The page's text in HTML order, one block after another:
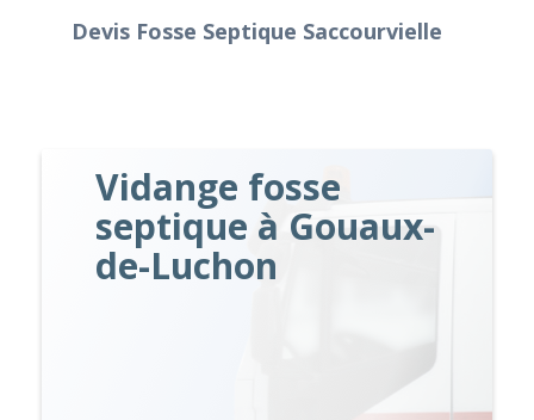
Devis Fosse Septique Saccourvielle
Vidange fosse
septique à Gouaux-
de-Luchon